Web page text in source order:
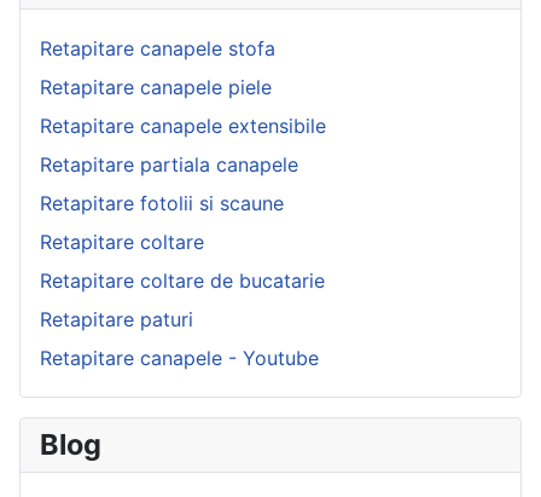
Retapitare canapele stofa
Retapitare canapele piele
Retapitare canapele extensibile
Retapitare partiala canapele
Retapitare fotolii si scaune
Retapitare coltare
Retapitare coltare de bucatarie
Retapitare paturi
Retapitare canapele - Youtube
Blog